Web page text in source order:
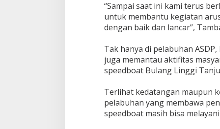
“Sampai saat ini kami terus
untuk membantu kegiatan
dengan baik dan lancar”,
Tak hanya di pelabuhan
juga memantau aktifitas
speedboat Bulang Linggi
Terlihat kedatangan maupun
pelabuhan yang membawa
speedboat masih bisa